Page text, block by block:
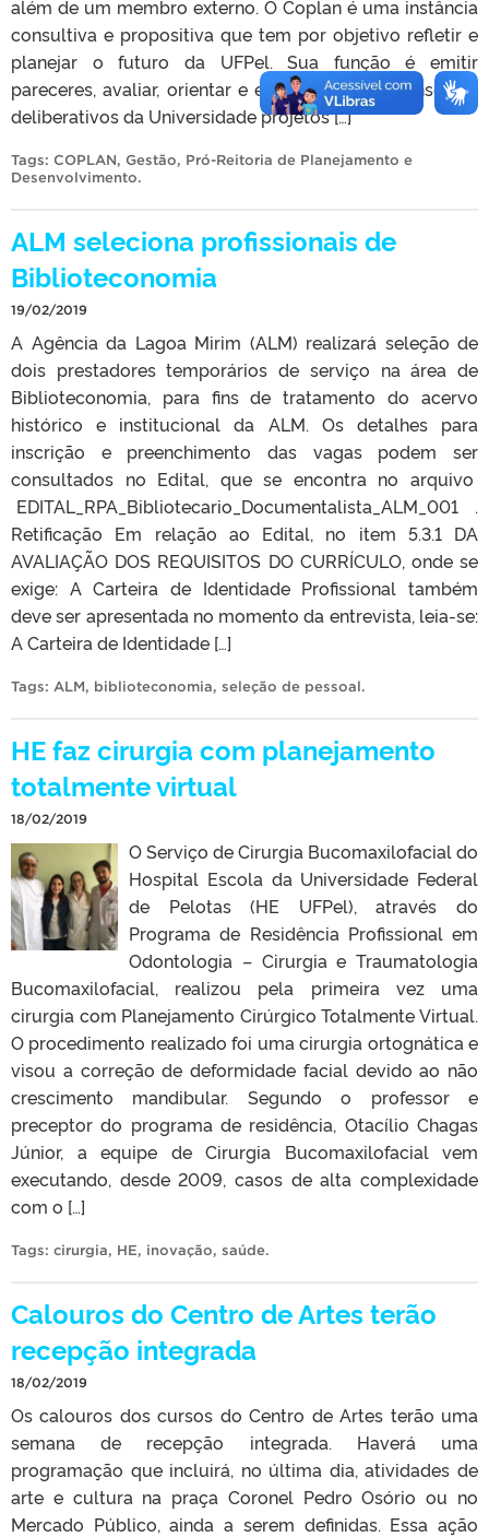
além de um membro externo. O Coplan é uma instância
consultiva e propositiva que tem por objetivo refletir e
planejar o futuro da UFPel. Sua função é emitir
pareceres, avaliar, orientar e encaminhar aos conselhos
deliberativos da Universidade projetos […]
Tags: COPLAN, Gestão, Pró-Reitoria de Planejamento e
Desenvolvimento.
ALM seleciona profissionais de
Biblioteconomia
19/02/2019
A Agência da Lagoa Mirim (ALM) realizará seleção de
dois prestadores temporários de serviço na área de
Biblioteconomia, para fins de tratamento do acervo
histórico e institucional da ALM. Os detalhes para
inscrição e preenchimento das vagas podem ser
consultados no Edital, que se encontra no arquivo
EDITAL_RPA_Bibliotecario_Documentalista_ALM_001 .
Retificação Em relação ao Edital, no item 5.3.1 DA
AVALIAÇÃO DOS REQUISITOS DO CURRÍCULO, onde se
exige: A Carteira de Identidade Profissional também
deve ser apresentada no momento da entrevista, leia-se:
A Carteira de Identidade […]
Tags: ALM, biblioteconomia, seleção de pessoal.
HE faz cirurgia com planejamento
totalmente virtual
18/02/2019
O Serviço de Cirurgia Bucomaxilofacial do
Hospital Escola da Universidade Federal
de Pelotas (HE UFPel), através do
Programa de Residência Profissional em
Odontologia – Cirurgia e Traumatologia
Bucomaxilofacial, realizou pela primeira vez uma
cirurgia com Planejamento Cirúrgico Totalmente Virtual.
O procedimento realizado foi uma cirurgia ortognática e
visou a correção de deformidade facial devido ao não
crescimento mandibular. Segundo o professor e
preceptor do programa de residência, Otacílio Chagas
Júnior, a equipe de Cirurgia Bucomaxilofacial vem
executando, desde 2009, casos de alta complexidade
com o […]
Tags: cirurgia, HE, inovação, saúde.
Calouros do Centro de Artes terão
recepção integrada
18/02/2019
Os calouros dos cursos do Centro de Artes terão uma
semana de recepção integrada. Haverá uma
programação que incluirá, no última dia, atividades de
arte e cultura na praça Coronel Pedro Osório ou no
Mercado Público, ainda a serem definidas. Essa ação